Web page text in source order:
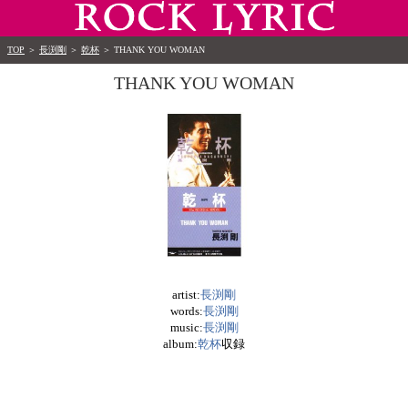
TOP ＞ 長渕剛 ＞ 乾杯 ＞ THANK YOU WOMAN
THANK YOU WOMAN
artist:長渕剛
words:長渕剛
music:長渕剛
album:乾杯収録